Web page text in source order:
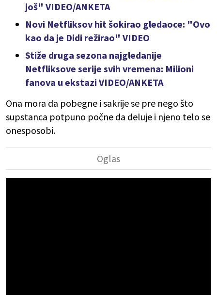
još" VIDEO/ANKETA
Novi Netfliksov hit šokirao gledaoce: "Ovo
kao da je Didi režirao" VIDEO
Stiže druga sezona najgledanije
Netfliksove serije svih vremena: Milioni
fanova u ekstazi VIDEO/ANKETA
Ona mora da pobegne i sakrije se pre nego što
supstanca potpuno počne da deluje i njeno telo se
onesposobi.